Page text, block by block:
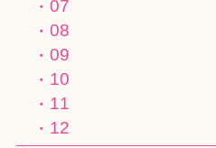
07
08
09
10
11
12